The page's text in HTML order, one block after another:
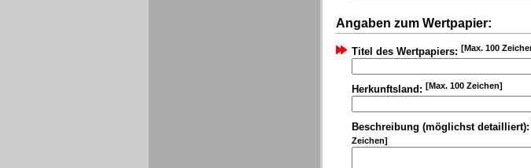
Angaben zum Wertpapier:
Titel des Wertpapiers: [Max. 100
Herkunftsland: [Max. 100 Zeichen]
Beschreibung (möglichst detailliert):
Zeichen]